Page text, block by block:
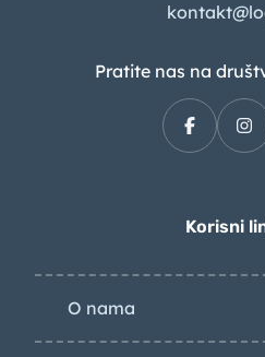
Pratite nas na
Korisni
O nama